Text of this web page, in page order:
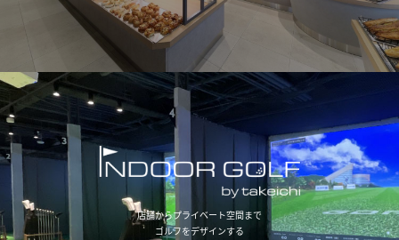
店舗からプライベート空間まで
ゴルフをデザインする